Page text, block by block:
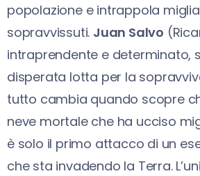
popolazione e intrappola
sopravvissuti. Juan Salvo
intraprendente e determinato,
disperata lotta per la
tutto cambia quando scopre
neve mortale che ha ucciso
è solo il primo attacco di un
che sta invadendo la Terra.